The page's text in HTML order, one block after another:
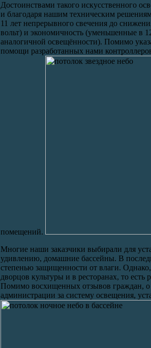
Достоинствами такого искусственного
и благодаря нашим техническим
11 лет непрерывного свечения до
вольт) и экономичность (уменьшенные в
аналогичной освещённости). Помимо
помощи разработанных нами
помещений.
Многие наши заказчики выбирали для
удивлению, домашние бассейны. В
степенью защищенности от влаги.
дворцов культуры и в ресторанах, то
Помимо восхищенных отзывов граждан, о
администрации за систему освещения,